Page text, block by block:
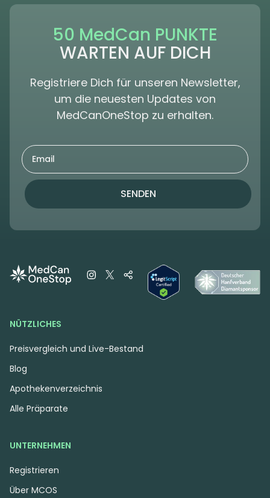
50 MedCan PUNKTE
WARTEN AUF DICH
Registriere Dich für unseren Newsletter,
um die neuesten Updates von
MedCanOneStop zu erhalten.
SENDEN
NÜTZLICHES
Preisvergleich und Live-Bestand
Blog
Apothekenverzeichnis
Alle Präparate
UNTERNEHMEN
Registrieren
Über MCOS